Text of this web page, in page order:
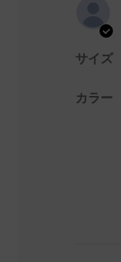
サイズ
カラー